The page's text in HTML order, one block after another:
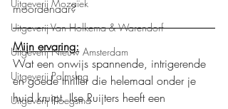
Uitgeverij Mozaïek
Uitgeverij Van Holkema & Warendorf
Uitgeverij Nieuw Amsterdam
Uitgeverij Palmslag
Uitgeverij Ploegsma
moordenaar?
Mijn ervaring:
Wat een onwijs spannende, intrigerende
en goede thriller die helemaal onder je
huid kruipt. Ilse Ruijters heeft een